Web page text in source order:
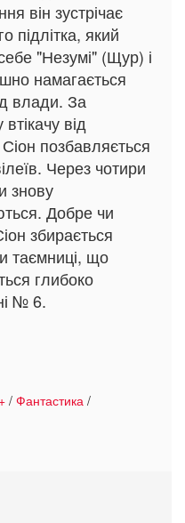
він зустрічає
підлітка, який
"Незумі" (Щур) і
намагається
влади. За
від
позбавляється
Через чотири
знову
Добре чи
збирається
таємниці, що
глибоко
№ 6.
/ Фантастика /